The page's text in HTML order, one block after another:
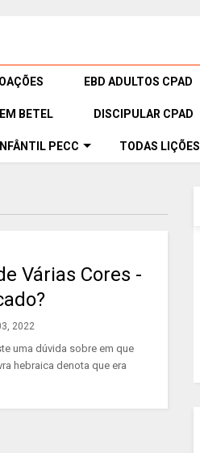
EBD ADULTOS CPAD
BETEL DISCIPULAR CPAD
INFÂNTIL PECC TODAS LIÇÕES
Várias Cores -
2022
uma dúvida sobre em que
hebraica denota que era